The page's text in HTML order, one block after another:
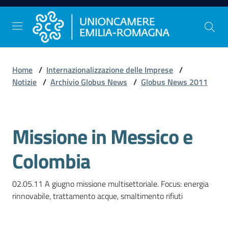
Vai al contenuto
Vai alla navigazione
Vai al footer
Comunicazione
Studi
e
Statistica
Home / Internazionalizzazione delle Imprese /
Notizie / Archivio Globus News / Globus News 2011
Salta al contenuto
Missione in Messico e
Colombia
02.05.11 A giugno missione multisettoriale. Focus: energia
rinnovabile, trattamento acque, smaltimento rifiuti